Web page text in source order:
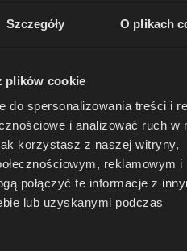
Szczegóły O plikach
plików cookie
do spersonalizowania treści i
i analizować ruch w
korzystasz z naszej witryny,
reklamowym i
połączyć te informacje z
lub uzyskanymi podczas
rabat!